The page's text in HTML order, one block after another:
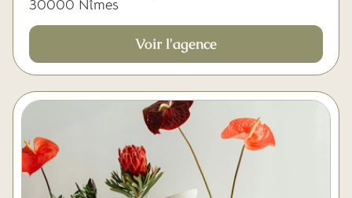
30000 Nîmes
Voir l'agence